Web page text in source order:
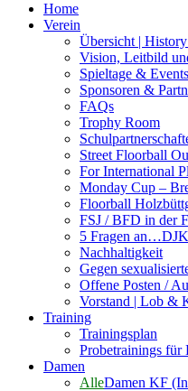
Home
Verein
Übersicht |
Vision, Leitbild
Spieltage & Events
Sponsoren &
FAQs
Trophy Room
Street Floorball
For International
Monday Cup –
Floorball
FSJ / BFD in der
5 Fragen
Nachhaltigkeit
Gegen
Offene Posten /
Vorstand | Lob &
Training
Trainingsplan
Probetrainings für
Damen
AlleDamen KF